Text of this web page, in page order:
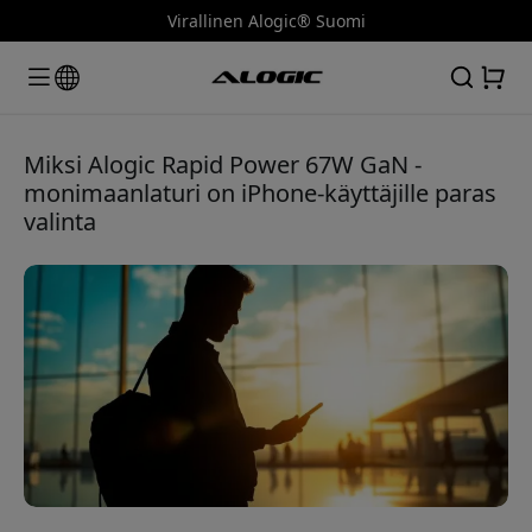
Virallinen Alogic® Suomi
Miksi Alogic Rapid Power 67W GaN -
monimaanlaturi on iPhone-käyttäjille paras
valinta
8% alennus ensimmäisestä
ostoksestasi
Rekisteröidy, niin kuulet ensimmäisenä uusista
🎉 Alennuskoodisi:
Käytä tätä koodia kassalla saadaksesi 8%